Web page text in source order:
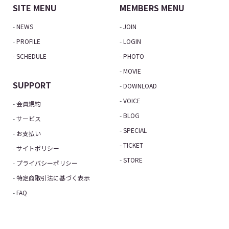
SITE MENU
NEWS
PROFILE
SCHEDULE
SUPPORT
会員規約
サービス
お支払い
サイトポリシー
プライバシーポリシー
特定商取引法に基づく表示
FAQ
MEMBERS MENU
JOIN
LOGIN
PHOTO
MOVIE
DOWNLOAD
VOICE
BLOG
SPECIAL
TICKET
STORE